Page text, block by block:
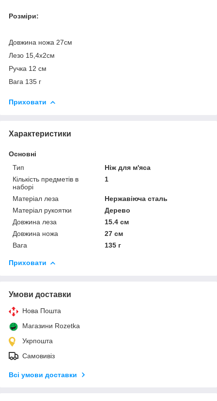
Розміри:
Довжина ножа 27см
Лезо 15,4х2см
Ручка 12 см
Вага 135 г
Приховати
Характеристики
Основні
Тип
Ніж для м'яса
Кількість предметів в
наборі
1
Матеріал леза
Нержавіюча сталь
Матеріал рукоятки
Дерево
Довжина леза
15.4 см
Довжина ножа
27 см
Вага
135 г
Приховати
Умови доставки
Нова Пошта
Магазини Rozetka
Укрпошта
Самовивіз
Всі умови доставки